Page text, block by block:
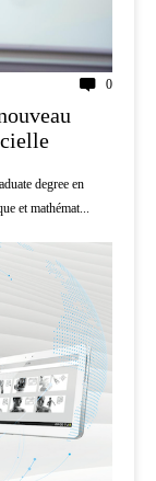
0
degree en
et mathémat...